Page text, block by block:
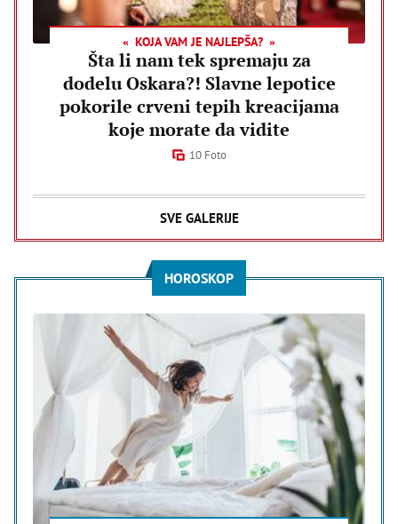
KOJA VAM JE NAJLEPŠA?
Šta li nam tek spremaju za
dodelu Oskara?! Slavne lepotice
pokorile crveni tepih kreacijama
koje morate da vidite
10 Foto
SVE GALERIJE
HOROSKOP